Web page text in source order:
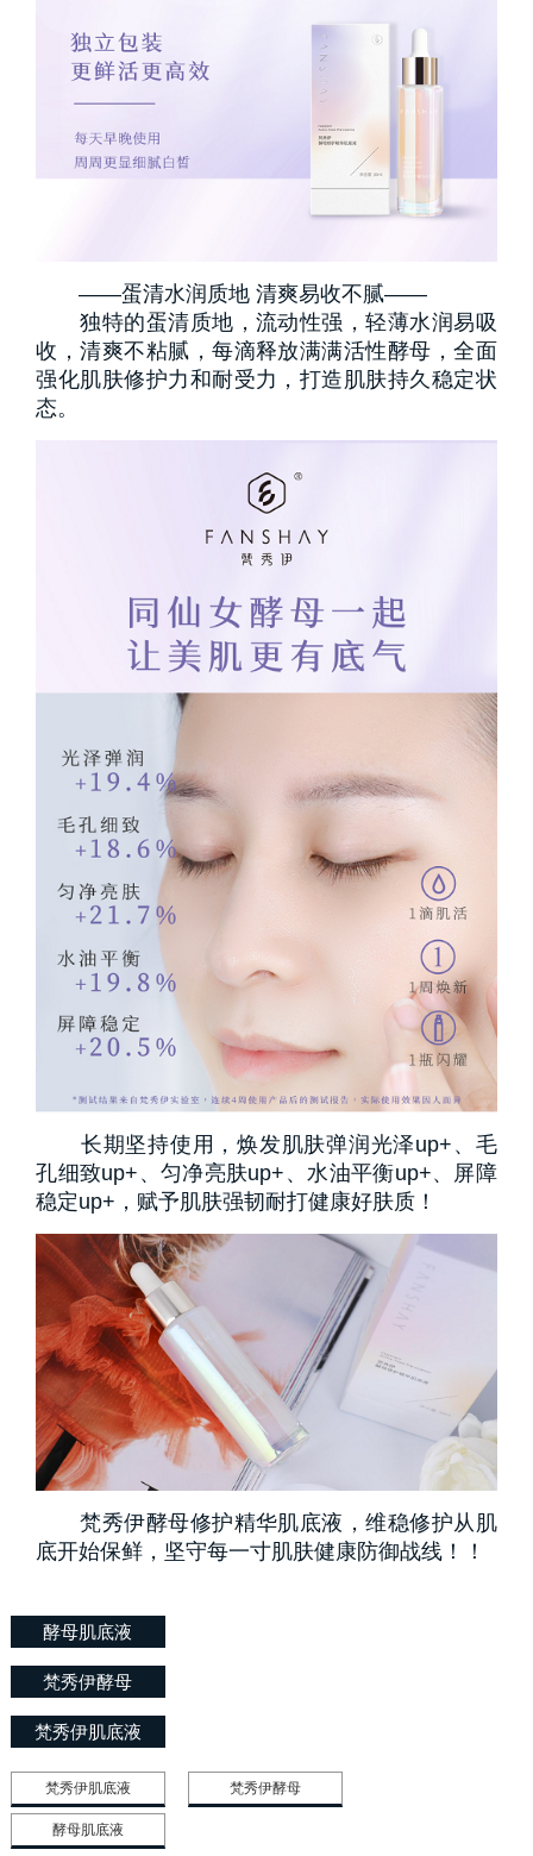
——蛋清水润质地 清爽易收不腻——
独特的蛋清质地，流动性强，轻薄水润易吸
收，清爽不粘腻，每滴释放满满活性酵母，全面
强化肌肤修护力和耐受力，打造肌肤持久稳定状
态。
长期坚持使用，焕发肌肤弹润光泽up+、毛
孔细致up+、匀净亮肤up+、水油平衡up+、屏障
稳定up+，赋予肌肤强韧耐打健康好肤质！
梵秀伊酵母修护精华肌底液，维稳修护从肌
底开始保鲜，坚守每一寸肌肤健康防御战线！！
酵母肌底液
梵秀伊酵母
梵秀伊肌底液
梵秀伊肌底液 梵秀伊酵母
酵母肌底液